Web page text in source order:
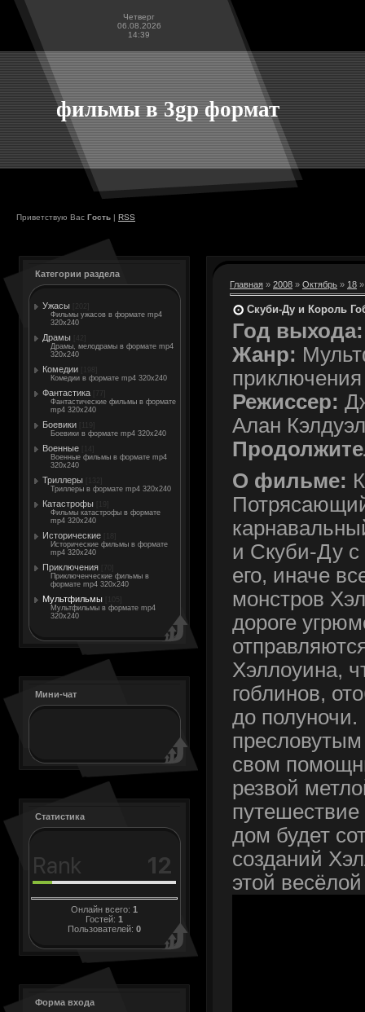
Четверг
06.08.2026
14:39
фильмы в 3gp формат
Приветствую Вас Гость | RSS
Категории раздела
Ужасы
Фильмы ужасов в формате mp4
320x240
Драмы
Драмы, мелодрамы в формате mp4
320x240
Комедии
Комедии в формате mp4 320x240
Фантастика
Фантастические фильмы в формате
mp4 320x240
Боевики
Боевики в формате mp4 320x240
Военные
Военные фильмы в формате mp4
320x240
Триллеры
Триллеры в формате mp4 320x240
Катастрофы
Фильмы катастрофы в формате
mp4 320x240
Исторические
Исторические фильмы в формате
mp4 320x240
Приключения
Приключенческие фильмы в
формате mp4 320x240
Мультфильмы
Мультфильмы в формате mp4
320x240
Мини-чат
Статистика
Онлайн всего: 1
Гостей: 1
Пользователей: 0
Форма входа
Главная » 2008 » Октябрь » 18
Скуби-Ду и Король
Год выхода:
Жанр:
приключения
Режиссер:
Алан
О фильме:
и Скуби-Ду с
его, иначе
монстров
дороге
Хэллоуина,
гоблинов,
до полуночи.
свом
резвой
дом будет
созданий
этой